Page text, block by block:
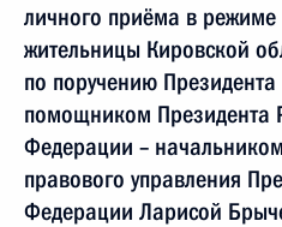
личного приёма в
жительницы Кировской
по поручению
помощником Президента
Федерации –
правового управления
Федерации Ларисой